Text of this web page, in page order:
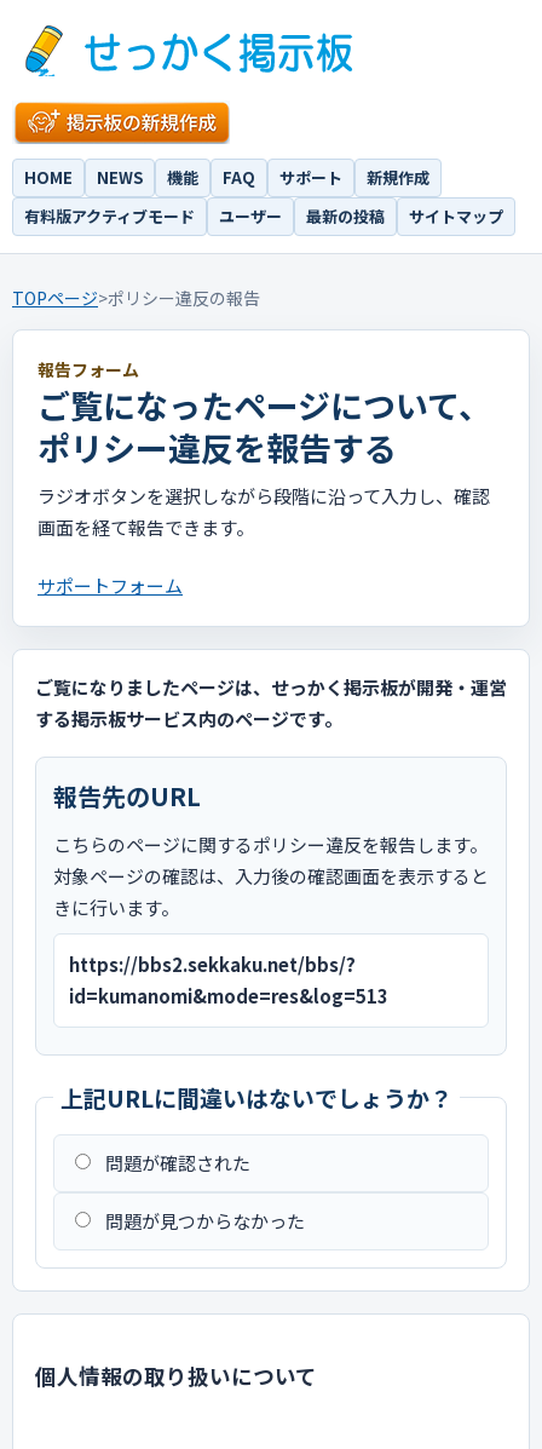
HOME NEWS 機能 FAQ サポート
新規作成
有料版アクティブモード
ユーザー 最新の投稿 サイトマップ
TOPページ>ポリシー違反の報告
報告フォーム
ご覧になったページについて、
ポリシー違反を報告する
ラジオボタンを選択しながら段階に沿って入力し、確認
画面を経て報告できます。
サポートフォーム
ご覧になりましたページは、せっかく掲示板が開発・運営
する掲示板サービス内のページです。
報告先のURL
こちらのページに関するポリシー違反を報告します。
対象ページの確認は、入力後の確認画面を表示すると
きに行います。
https://bbs2.sekkaku.net/bbs/?
id=kumanomi&mode=res&log=513
上記URLに間違いはないでしょうか？
問題が確認された
問題が見つからなかった
個人情報の取り扱いについて